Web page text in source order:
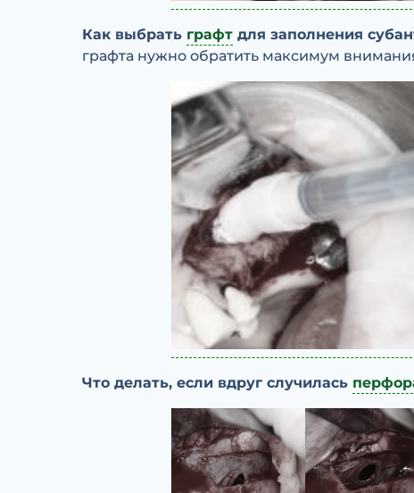
Как выбрать графт для заполнения
графта нужно обратить максимум
Что делать, если вдруг случилась